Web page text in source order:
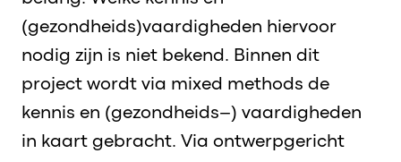
(gezondheids)vaardigheden hiervoor
nodig zijn is niet bekend. Binnen dit
project wordt via mixed methods de
kennis en (gezondheids–) vaardigheden
in kaart gebracht. Via ontwerpgericht